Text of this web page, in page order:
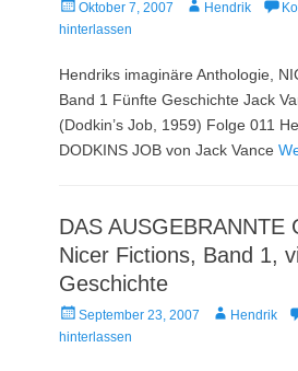
Veröffentlicht
am
Oktober 7, 2007 AutorHendrik
hinterlassen
Hendriks imaginäre Anthologie,
Band 1 Fünfte Geschichte Jack
(Dodkin’s Job, 1959) Folge 011
DODKINS JOB von Jack Vance
DAS AUSGEBRANNTE
Nicer Fictions, Band 1,
Geschichte
Veröffentlicht
am
September 23, 2007 AutorHendrik
hinterlassen